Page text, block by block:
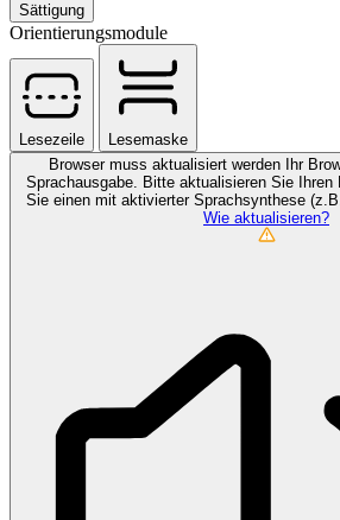
Sättigung
Orientierungsmodule
Lesezeile
Lesemaske
Browser muss aktualisiert werden
Ihr
Sprachausgabe. Bitte aktualisieren Sie Ihren
Sie einen mit aktivierter Sprachsynthese
Wie aktualisieren?